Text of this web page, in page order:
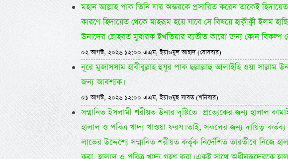
মহান আল্লাহ পাক তিনি যার অন্তরকে প্রসারিত করেন তাকেই
কারণে হিদায়েত থেকে মাহরূম হয়ে যাবে সে বিষয়ে হাক্বীক্বী ইলম
উনাদের ছোহবত মুবারক ইখতিয়ার ব্যতীত কারো জন্য কোন বিকল্প
০২ আগস্ট, ২০২৬ ১২:০০ এএম, ইয়াওমুল আহাদ (রোববার)
নূরে মুজাসসাম হাবীবুল্লাহ হুযূর পাক ছল্লাল্লাহু আলাইহি ওয়া
জন্য আবশ্যক।
০১ আগস্ট, ২০২৬ ১২:০০ এএম, ইয়াওমুছ সাবত (শনিবার)
সম্মানিত ইসলামী শরীয়ত উনার দৃষ্টিতে- প্রত্যেকের জন্য হালাল
হালাল ও পবিত্র খাদ্য খাওয়া ফরয। তাই, সকলের জন্য দায়িত্ব-
লাভের উদ্দেশ্যে সম্মানিত শরীয়ত কর্তৃক নির্দেশিত তারতীবে নিজে